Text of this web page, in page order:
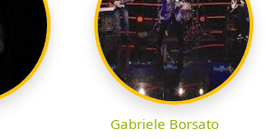
Gabriele Borsato